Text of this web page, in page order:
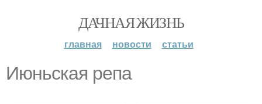
ДАЧНАЯ ЖИЗНЬ
главная новости статьи
Июньская репа